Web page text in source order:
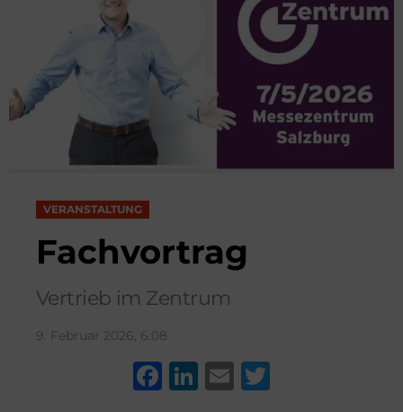
VERANSTALTUNG
Fachvortrag
Vertrieb im Zentrum
9. Februar 2026, 6:08
F
Li
E